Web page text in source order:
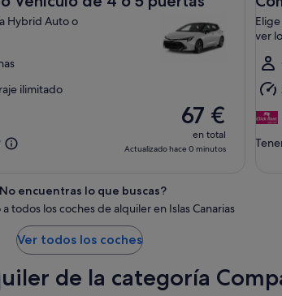
Hybrid Auto o
ilimitado
67 €
en total
Actualizado hace 0 minutos
7
ago
sáb,
8
ago
ver
encuentras lo que buscas?
a todos los coches de alquiler en Islas Canarias
Ver todos los coches
de la categoría